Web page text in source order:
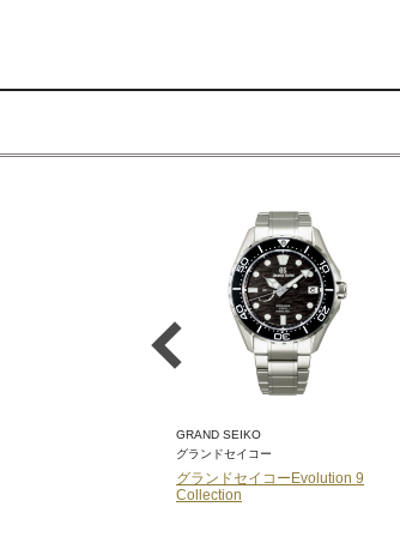
GRAND SEIKO
グランドセイコー
グランドセイコーEvolution 9
Collection